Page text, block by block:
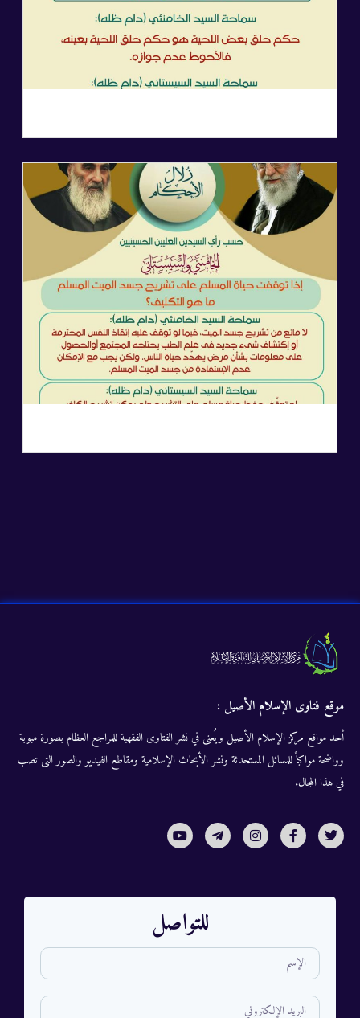
موقع فتاوى الإسلام الأصيل :
أحد مواقع مركز الإسلام الأصيل ويُعنى في نشر الفتاوى الفقهية للمراجع العظام بصورة مبوبة
وواضحة مواكباً للمسائل المستحدثة ونشر الأبحاث الإسلامية ومقاطع الفيديو والصور التى تصب
في هذا المجال.
للتواصل